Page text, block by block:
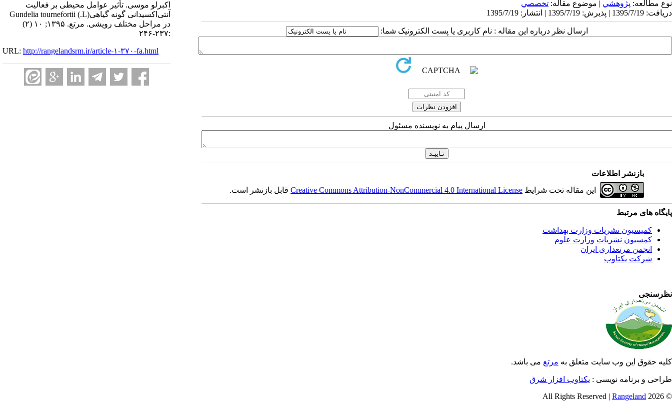
اکبرلو موسی. تأثیر عوامل محیطی بر فعالیت
آنتی‌اکسیدانی گونه گیاهی(L.) Gundelia tournefortii
در مراحل مختلف رویشی. مرتع. ۱۳۹۵; ۱۰ (۲)
:۲۳۷-۲۴۶
URL: http://rangelandsrm.ir/article-۱-۳۷۰-fa.html
نوع مطالعه: پژوهشي | موضوع مقاله: تخصصي
دریافت: 1395/7/19 | پذیرش: 1395/7/19 | انتشار: 1395/7/19
ارسال نظر درباره این مقاله : نام کاربری یا پست الکترونیک شما:
ارسال پیام به نویسنده مسئول
بازنشر اطلاعات
این مقاله تحت شرایط Creative Commons Attribution-NonCommercial 4.0 International Licenseقابل بازنشر است.
پایگاه های مرتبط
کمیسیون نشریات وزارت بهداشت
کمسیون نشریات وزارت علوم
انجمن مرتعداری ایران
شرکت یکتاوب
نظرسنجی
کلیه حقوق این وب سایت متعلق به مرتع می باشد.
طراحی و برنامه نویسی : یکتاوب افزار شرق
© 2026 All Rights Reserved |
Rangeland